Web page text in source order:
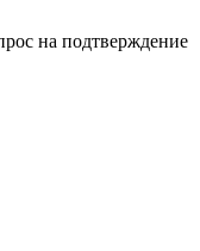
на подтверждение